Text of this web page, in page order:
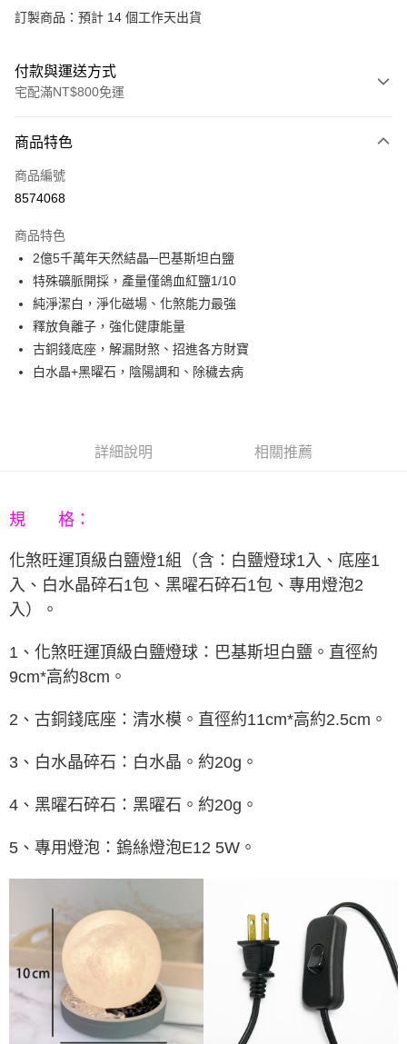
訂製商品：預計 14 個工作天出貨
付款與運送方式
宅配滿NT$800免運
信用卡一次付款
信用卡分期付款
合作金庫商業銀行
華南商業銀行
彰化商業銀行
上海商業儲蓄銀行
台北富邦商業銀行
國泰世華商業銀行
兆豐國際商業銀行
臺灣中小企業銀行
匯豐（台灣）商業銀行
華泰商業銀行
聯邦商業銀行
遠東國際商業銀行
元大商業銀行
永豐商業銀行
6 期 0 利率 每期
華南商業銀行
上海商業儲蓄銀行
台北富邦商業銀行
國泰世華商業銀行
臺灣中小企業銀行
台中商業銀行
匯豐（台灣）商業銀行
華泰商業銀行
台新國際商業銀行
中國信託商業銀行
台灣樂天信用卡公司
12 期 0 利率 每期NT$215
合作金庫商業銀行
第一商業銀行
上海商業儲蓄銀行
國泰世華商業銀行
兆豐國際商業銀行
臺灣中小企業銀行
台中商業銀行
玉山商業銀行
星展（台灣）商業銀行
LINE Pay
Apple Pay
街口支付
【關於「AFTEE先享後付」】
AFTEE先享後付是「在收到商品之後才付款」的支付方式。 讓您購物簡單
１．簡單：不需註冊會員、不需綁卡、不需儲值。
２．便利：只要手機號碼，簡訊認證，即可結帳。
３．安心：先確認商品／服務後，再付款。
１．於結帳方式選擇「AFTEE先享後付」後，將跳轉至「AFTEE先享後付」
結帳頁面，進行簡訊認證並確認金額後，即可完成結帳。
２．訂單成立數日內，您將收到繳費通知簡訊。
ATM／網路銀行／等多元方式進行付款，方視為交易完成。
※ 請注意：結帳手續完成當下不需立刻繳費，但若您需要取消訂單，請聯絡
後付繳納相關費用。
※ 交易是否成功請以「AFTEE先享後付 」之結帳頁面顯示為準，若有關於
客戶支援中心」https://netprotections.freshdesk.com/support/home
【注意事項】
１．透過由恩沛科技股份有限公司提供之「AFTEE先享後付」服務完成之交
２．關於個人資料處理事宜，請瀏覽以下網址：
https://aftee.tw/terms/#terms3
３．未成年的使用者請事先徵得法定代理人或監護人之同意方可使用
「AFTEE先享後付」，若未經同意申辦者引起之損失，本公司不負相關責
任。
４．使用「AFTEE先享後付」時，將依據個別帳號之用戶狀況，依本公司即
時審查核予不同之上限額度；若仍有額度不足之情形，本公司將視審查結果
請求用戶進行身份認證。
５．嚴禁一人註冊多個帳號或使用他人資訊註冊。若發現惡意使用之情形，
ATM付款
運送方式
宅配
商品特色
商品編號
8574068
商品特色
2億5千萬年天然結晶─巴基斯坦白鹽
特殊礦脈開採，產量僅鴿血紅鹽1/10
純淨潔白，淨化磁場、化煞能力最強
釋放負離子，強化健康能量
古銅錢底座，解漏財煞、招進各方財寶
白水晶+黑曜石，陰陽調和、除穢去病
詳細說明 相關推薦
規 格：
化煞旺運頂級白鹽燈1組（含： 白鹽燈球1入 、底座1
入、 白水晶碎石1包、 黑曜石碎石1包、專用燈泡2
入 ） 。
1、化煞旺運頂級白鹽燈球：巴基斯坦白鹽。直徑約
9cm*高約8cm。
2、古銅錢底座：清水模。直徑約11cm*高約2.5cm。
3、白水晶碎石：白水晶。約20g。
4、黑曜石碎石：黑曜石。約20g。
5、專用燈泡： 鎢絲燈泡E12 5W。